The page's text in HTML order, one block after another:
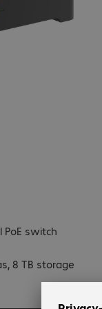
switch
8 TB storage